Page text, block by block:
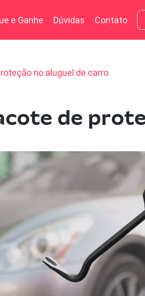
e Ganhe Dúvidas Contato
no aluguel de carro
de